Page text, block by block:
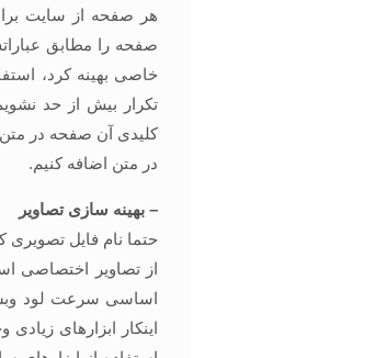
هر صفحه از سایت
صفحه را مطابق
خاصی بهینه کرد،
تکرار بیش از حد
کلیدی آن صفحه در متن
در متن اضافه کنیم.
– بهینه سازی تصاویر
حتما نام فایل تصویری
از تصاویر اختصاصی
اساسی سرعت لود
اینکار ابزارهای